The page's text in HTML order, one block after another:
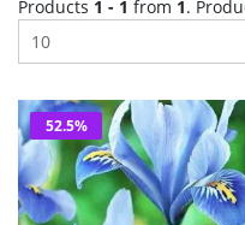
Products 1 - 1 from 1.
52.5%